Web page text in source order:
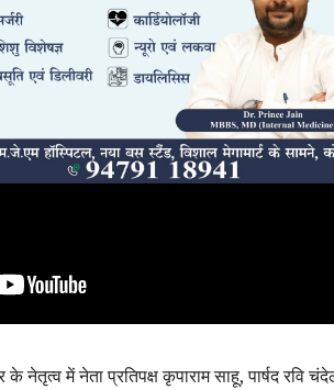
के नेतृत्व में नेता प्रतिपक्ष कृपाराम साहू, पार्षद रवि